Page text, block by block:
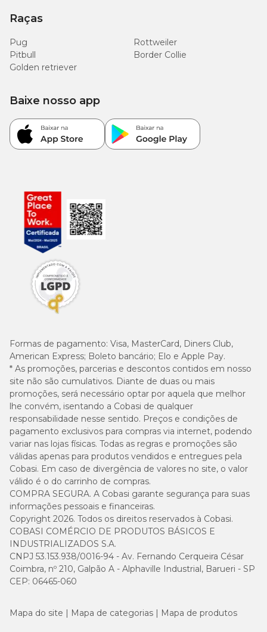
Raças
Pug
Rottweiler
Pitbull
Border Collie
Golden retriever
Formas de pagamento: Visa, MasterCard, Diners Club,
American Express; Boleto bancário; Elo e Apple Pay.
* As promoções, parcerias e descontos contidos em nosso
site não são cumulativos. Diante de duas ou mais
promoções, será necessário optar por aquela que melhor
lhe convém, isentando a Cobasi de qualquer
responsabilidade nesse sentido. Preços e condições de
pagamento exclusivos para compras via internet, podendo
variar nas lojas físicas. Todas as regras e promoções são
válidas apenas para produtos vendidos e entregues pela
Cobasi. Em caso de divergência de valores no site, o valor
válido é o do carrinho de compras.
COMPRA SEGURA. A Cobasi garante segurança para suas
informações pessoais e financeiras.
Copyright 2026. Todos os direitos reservados à Cobasi.
COBASI COMÉRCIO DE PRODUTOS BÁSICOS E
INDUSTRIALIZADOS S.A.
CNPJ 53.153.938/0016-94 - Av. Fernando Cerqueira César
Coimbra, nº 210, Galpão A - Alphaville Industrial, Barueri - SP
CEP: 06465-060
Baixe nosso app
Mapa do site Mapa de categorias Mapa de produtos